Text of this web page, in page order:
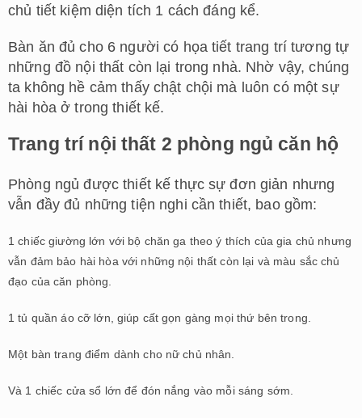
chủ tiết kiệm diện tích 1 cách đáng kể.
Bàn ăn đủ cho 6 người có họa tiết trang trí tương tự
những đồ nội thất còn lại trong nhà. Nhờ vậy, chúng
ta không hề cảm thấy chật chội mà luôn có một sự
hài hòa ở trong thiết kế.
Trang trí nội thất 2 phòng ngủ căn hộ
Phòng ngủ được thiết kế thực sự đơn giản nhưng
vẫn đầy đủ những tiện nghi cần thiết, bao gồm:
1 chiếc giường lớn với bộ chăn ga theo ý thích của gia chủ nhưng
vẫn đảm bảo hài hòa với những nội thất còn lại và màu sắc chủ
đạo của căn phòng.
1 tủ quần áo cỡ lớn, giúp cất gọn gàng mọi thứ bên trong.
Một bàn trang điểm dành cho nữ chủ nhân.
Và 1 chiếc cửa sổ lớn để đón nắng vào mỗi sáng sớm.